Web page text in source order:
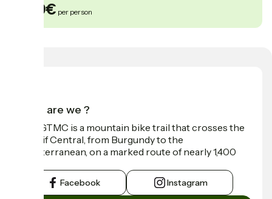
569€ per person
Who are we ?
The GTMC is a mountain bike trail that crosses the
Massif Central, from Burgundy to the
Mediterranean, on a marked route of nearly 1,400
Facebook Instagram